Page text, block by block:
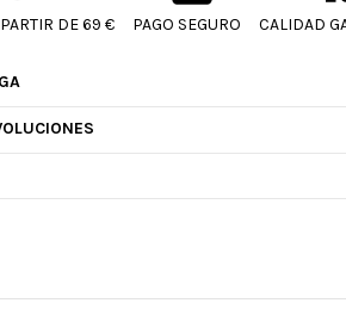
DE 69 € PAGO SEGURO CALIDAD